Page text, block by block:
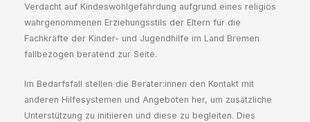
Verdacht auf Kindeswohlgefährdung aufgrund eines religiös
wahrgenommenen Erziehungsstils der Eltern für die
Fachkräfte der Kinder- und Jugendhilfe im Land Bremen
fallbezogen beratend zur Seite.
Im Bedarfsfall stellen die Berater:innen den Kontakt mit
anderen Hilfesystemen und Angeboten her, um zusätzliche
Unterstützung zu initiieren und diese zu begleiten. Dies